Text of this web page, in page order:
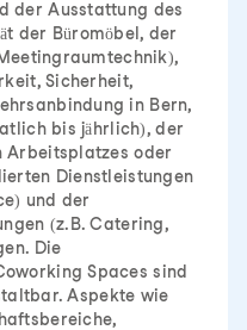
der Ausstattung des
der Büromöbel, der
Sicherheit,
in Bern,
bis jährlich), der
Arbeitsplatzes oder
Dienstleistungen
und der
(z.B. Catering,
Die
Spaces sind
Aspekte wie